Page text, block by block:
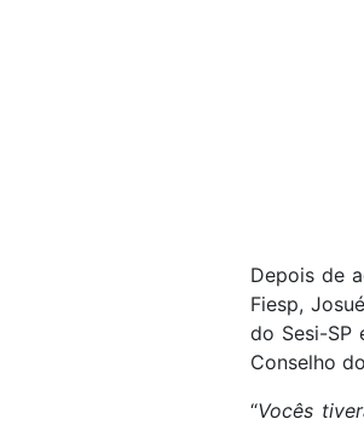
Depois de
Fiesp,
do Sesi-SP
Conselho
“Vocês